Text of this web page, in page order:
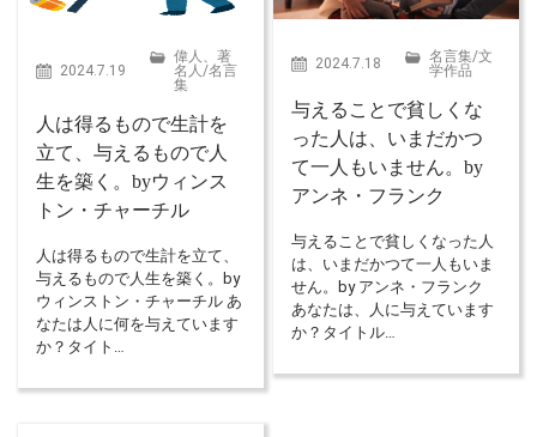
2024.7.19
偉人、著
名人/名言
集
人は得るもので生計を
立て、与えるもので人
生を築く。byウィンス
トン・チャーチル
人は得るもので生計を立て、
与えるもので人生を築く。by
ウィンストン・チャーチル あ
なたは人に何を与えています
か？タイト…
2024.7.18 名言集/文
学作品
与えることで貧しくな
った人は、いまだかつ
て一人もいません。by
アンネ・フランク
与えることで貧しくなった人
は、いまだかつて一人もいま
せん。by アンネ・フランク
あなたは、人に与えています
か？タイトル…